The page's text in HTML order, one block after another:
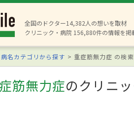
全国のドクター14,382人の想いを取材
クリニック・病院 156,880件の情報を掲
病名カテゴリから探す 重症筋無力症 の検
筋無力症のクリニ